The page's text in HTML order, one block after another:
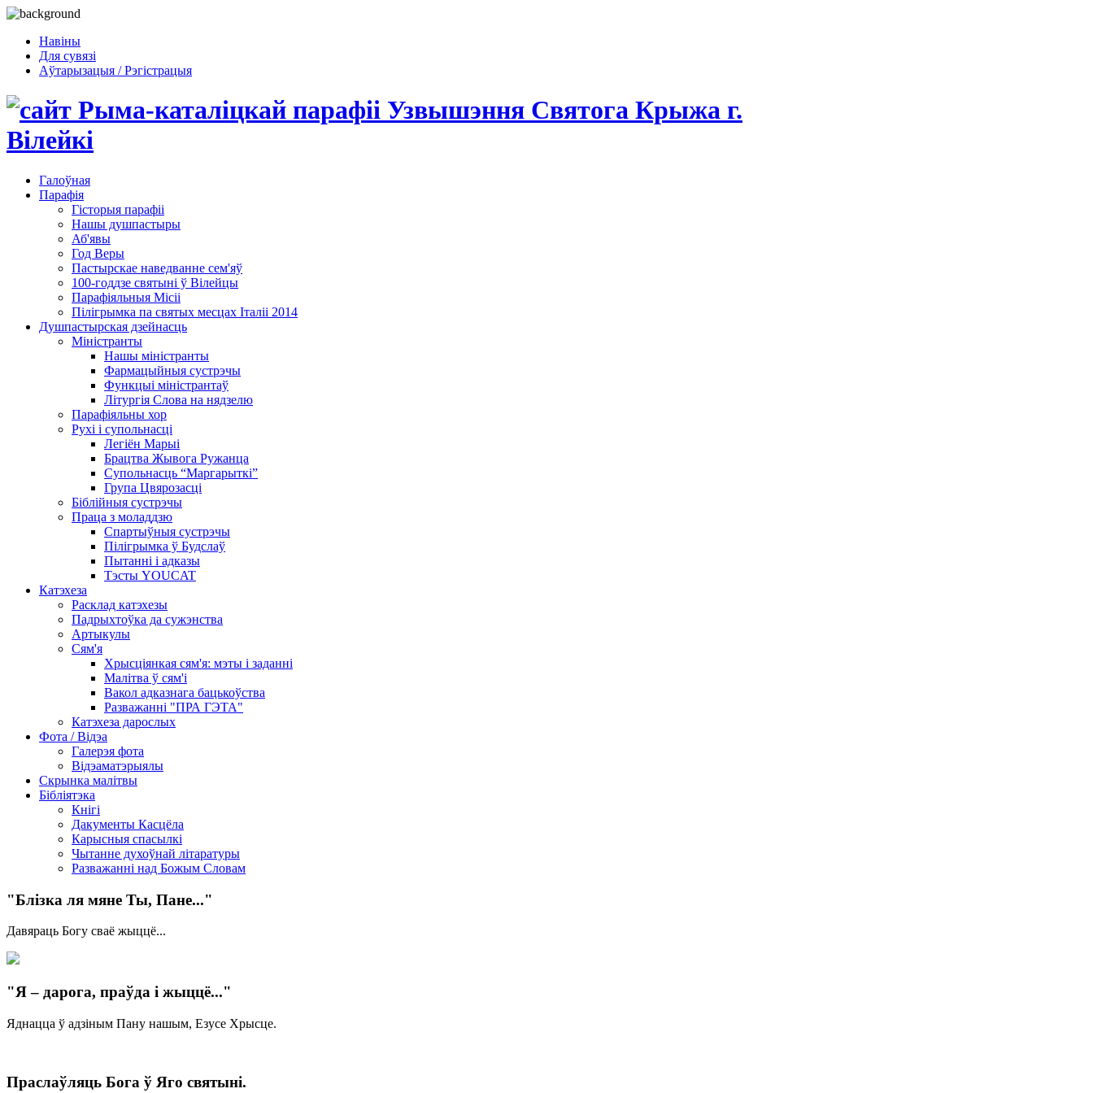
Навіны
Для сувязі
Аўтарызацыя / Рэгістрацыя
Галоўная
Парафія
Гісторыя парафіі
Нашы душпастыры
Аб'явы
Год Веры
Пастырскае наведванне сем'яў
100-годдзе святыні ў Вілейцы
Парафіяльныя Місіі
Пілігрымка па святых месцах Італіі 2014
Душпастырская дзейнасць
Міністранты
Нашы міністранты
Фармацыйныя сустрэчы
Функцыі міністрантаў
Літургія Слова на нядзелю
Парафіяльны хор
Рухі і супольнасці
Легіён Марыі
Брацтва Жывога Ружанца
Супольнасць “Маргарыткі”
Група Цвярозасці
Біблійныя сустрэчы
Праца з моладдзю
Спартыўныя сустрэчы
Пілігрымка ў Будслаў
Пытанні і адказы
Тэсты YOUCAT
Катэхеза
Расклад катэхезы
Падрыхтоўка да сужэнства
Артыкулы
Сям'я
Хрысціянкая сям'я: мэты і заданні
Малітва ў сям'і
Вакол адказнага бацькоўства
Разважанні "ПРА ГЭТА"
Катэхеза дарослых
Фота / Відэа
Галерэя фота
Відэаматэрыялы
Скрынка малітвы
Бібліятэка
Кнігі
Дакументы Касцёла
Карысныя спасылкі
Чытанне духоўнай літаратуры
Разважанні над Божым Словам
"Блізка ля мяне Ты, Пане..."
Давяраць Богу сваё жыццё...
"Я – дарога, праўда і жыццё..."
Яднацца ў адзіным Пану нашым, Езусе Хрысце.
Праслаўляць Бога ў Яго святыні.